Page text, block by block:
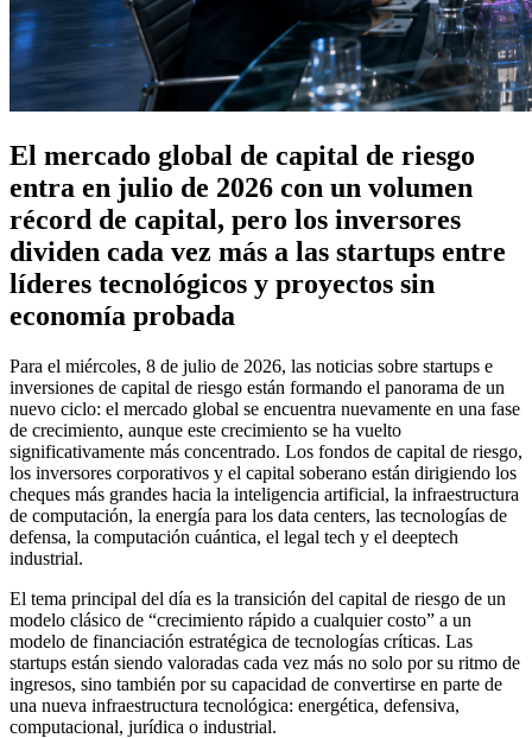
El mercado global de capital de riesgo
entra en julio de 2026 con un volumen
récord de capital, pero los inversores
dividen cada vez más a las startups entre
líderes tecnológicos y proyectos sin
economía probada
Para el miércoles, 8 de julio de 2026, las noticias sobre startups e
inversiones de capital de riesgo están formando el panorama de un
nuevo ciclo: el mercado global se encuentra nuevamente en una fase
de crecimiento, aunque este crecimiento se ha vuelto
significativamente más concentrado. Los fondos de capital de riesgo,
los inversores corporativos y el capital soberano están dirigiendo los
cheques más grandes hacia la inteligencia artificial, la infraestructura
de computación, la energía para los data centers, las tecnologías de
defensa, la computación cuántica, el legal tech y el deeptech
industrial.
El tema principal del día es la transición del capital de riesgo de un
modelo clásico de “crecimiento rápido a cualquier costo” a un
modelo de financiación estratégica de tecnologías críticas. Las
startups están siendo valoradas cada vez más no solo por su ritmo de
ingresos, sino también por su capacidad de convertirse en parte de
una nueva infraestructura tecnológica: energética, defensiva,
computacional, jurídica o industrial.